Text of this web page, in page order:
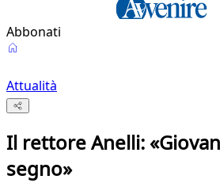
Abbonati
Attualità
Il rettore Anelli:
segno»